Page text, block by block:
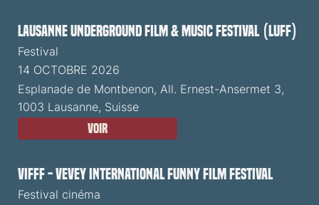
Lausanne Underground Film & Music Festival (LUFF)
Festival
14 OCTOBRE 2026
Esplanade de Montbenon, All. Ernest-Ansermet 3,
1003 Lausanne, Suisse
Voir
VIFFF - Vevey International Funny Film Festival
Festival cinéma